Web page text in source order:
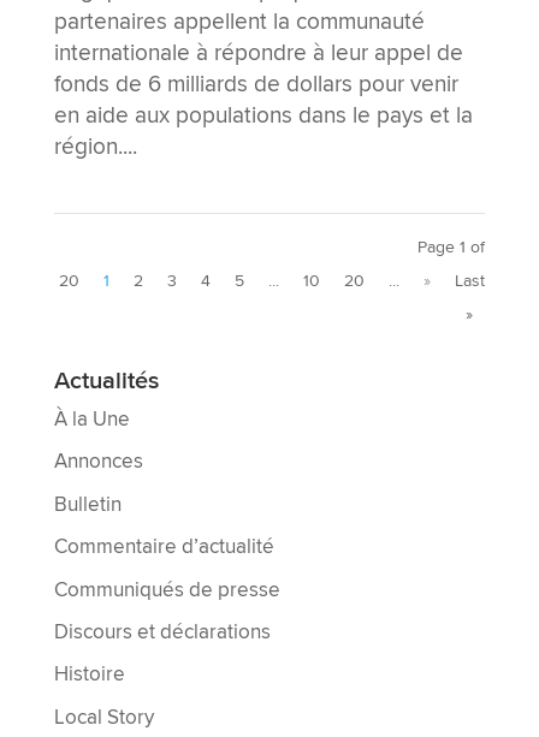
partenaires appellent la communauté
internationale à répondre à leur appel de
fonds de 6 milliards de dollars pour venir
en aide aux populations dans le pays et la
région....
Page 1 of
20
1 2 3 4 5 ... 10 20 ... »
Last
»
Actualités
À la Une
Annonces
Bulletin
Commentaire d’actualité
Communiqués de presse
Discours et déclarations
Histoire
Local Story